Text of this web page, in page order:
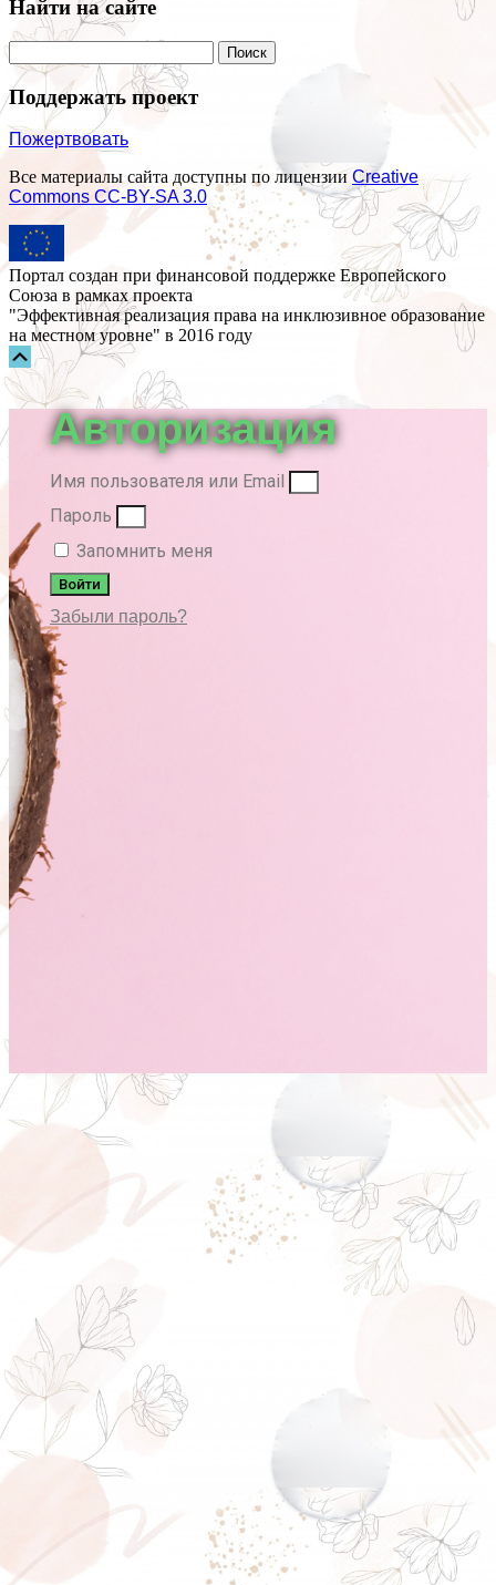
Найти на сайте
Поддержать проект
Пожертвовать
Все материалы сайта доступны по лицензии Creative
Commons СС-BY-SA 3.0
Портал создан при финансовой поддержке Европейского
Союза в рамках проекта
"Эффективная реализация права на инклюзивное образование
на местном уровне" в 2016 году
Прокрутка
вверх
Авторизация
Имя пользователя или Email
Пароль
Запомнить меня
Войти
Забыли пароль?